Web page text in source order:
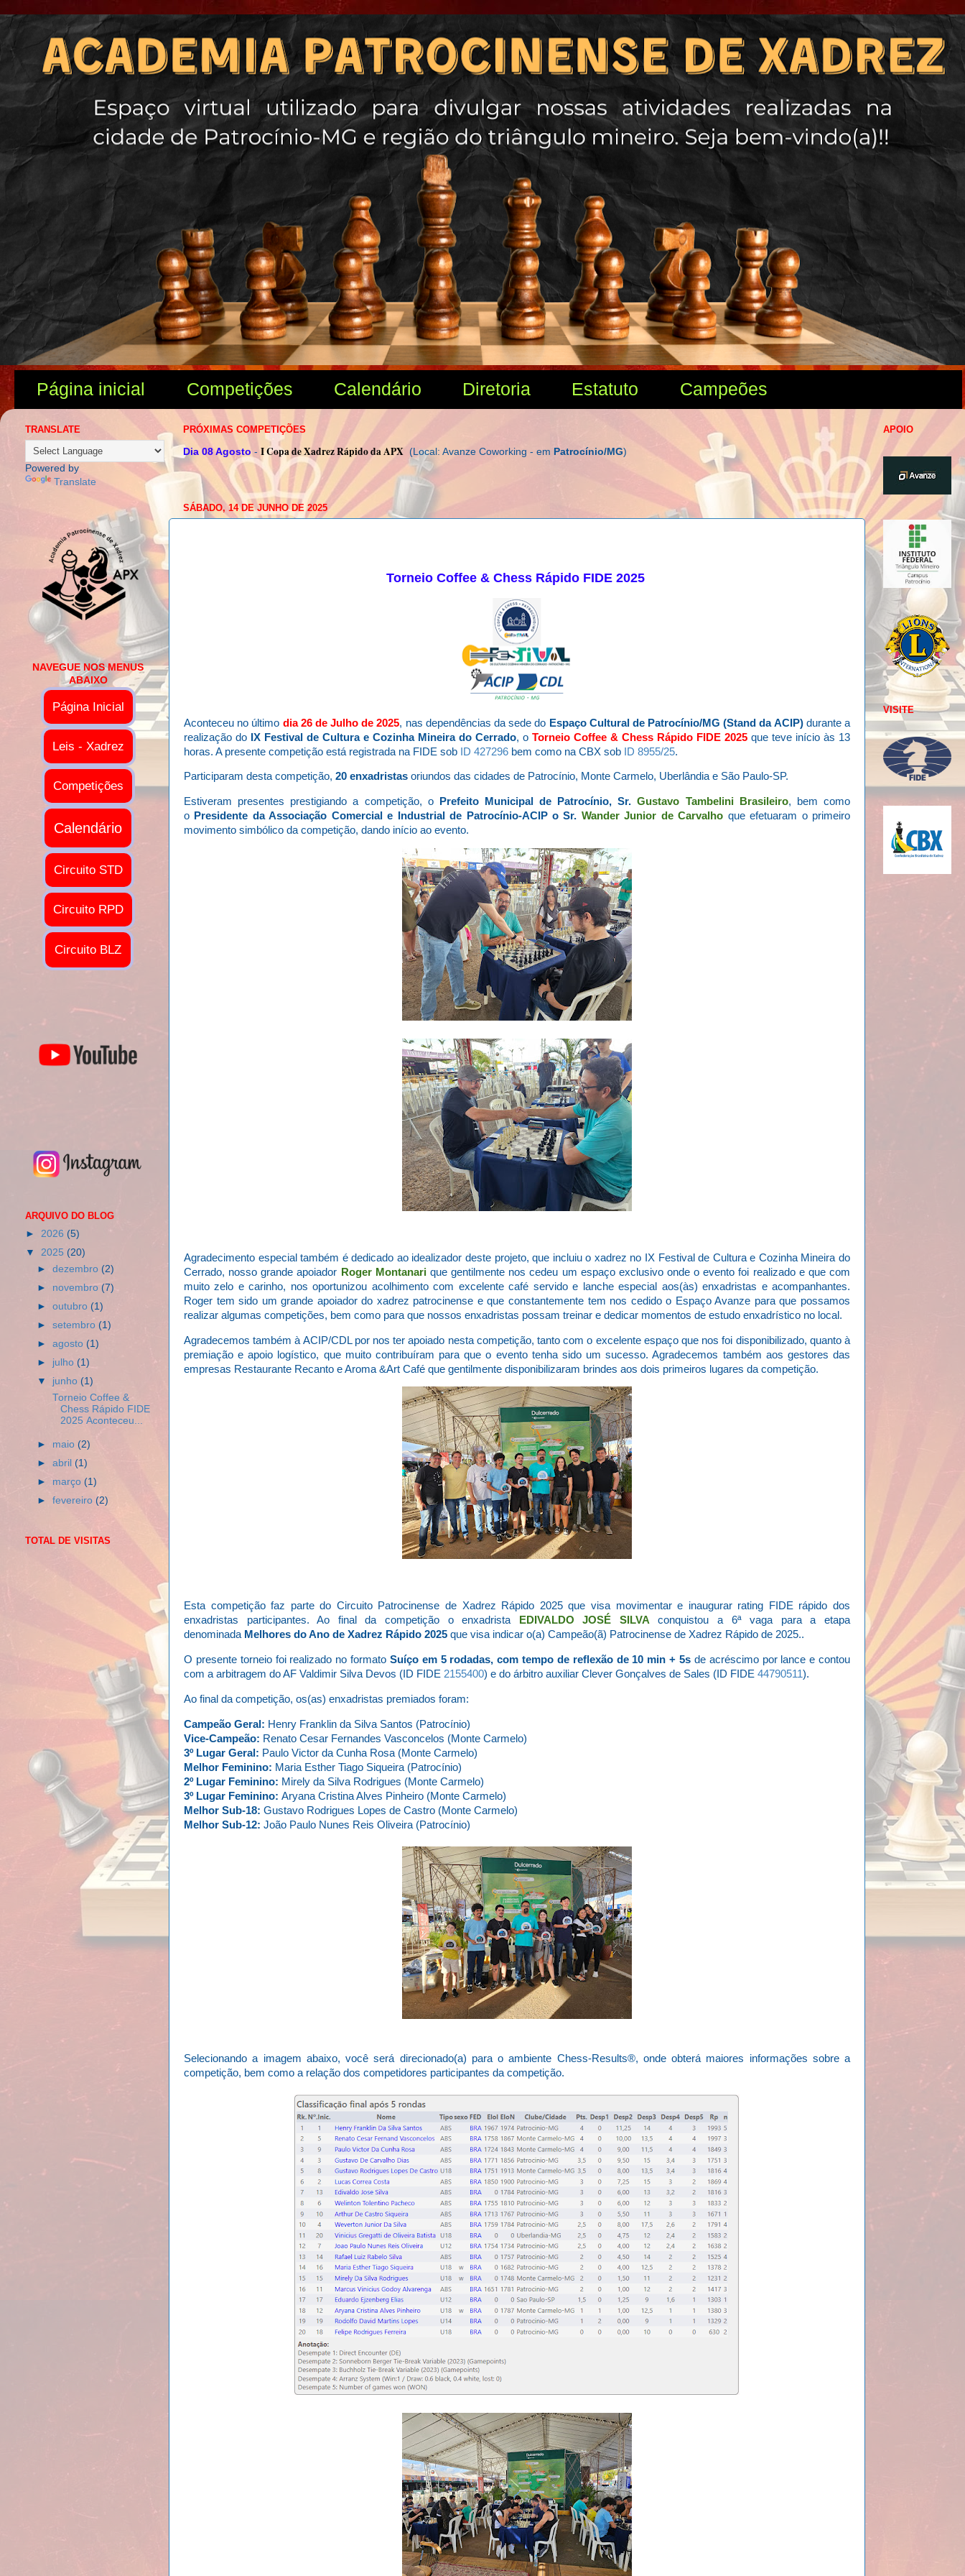
Página inicial Competições Calendário Diretoria Estatuto Campeões
PRÓXIMAS COMPETIÇÕES
Dia 08 Agosto- I Copa de Xadrez Rápido da APX (Local: Avanze Coworking - em Patrocínio/MG)
SÁBADO, 14 DE JUNHO DE 2025
Torneio Coffee & Chess Rápido FIDE 2025
Aconteceu no último dia 26 de Julho de 2025, nas dependências da sede do Espaço Cultural de Patrocínio/MG (Stand da ACIP) durante a
realização do IX Festival de Cultura e Cozinha Mineira do Cerrado, o Torneio Coffee & Chess Rápido FIDE 2025 que teve início às 13
horas. A presente competição está registrada na FIDE sob ID 427296 bem como na CBX sob ID 8955/25.
Participaram desta competição, 20 enxadristas oriundos das cidades de Patrocínio, Monte Carmelo, Uberlândia e São Paulo-SP.
Estiveram presentes prestigiando a competição, o Prefeito Municipal de Patrocínio, Sr.Gustavo Tambelini Brasileiro, bem como
o Presidente da Associação Comercial e Industrial de Patrocínio-ACIP o Sr. Wander Junior de Carvalho que efetuaram o primeiro
movimento simbólico da competição, dando início ao evento.
Agradecimento especial também é dedicado ao idealizador deste projeto, que incluiu o xadrez no IX Festival de Cultura e Cozinha Mineira do
Cerrado, nosso grande apoiador Roger Montanarique gentilmente nos cedeu um espaço exclusivo onde o evento foi realizado e que com
muito zelo e carinho, nos oportunizou acolhimento com excelente café servido e lanche especial aos(às) enxadristas e acompanhantes.
Roger tem sido um grande apoiador do xadrez patrocinense e que constantemente tem nos cedido o Espaço Avanze para que possamos
realizar algumas competições, bem como para que nossos enxadristas possam treinar e dedicar momentos de estudo enxadrístico no local.
Agradecemos também à ACIP/CDL por nos ter apoiado nesta competição, tanto com o excelente espaço que nos foi disponibilizado, quanto à
premiação e apoio logístico, que muito contribuíram para que o evento tenha sido um sucesso. Agradecemos também aos gestores das
empresas Restaurante Recanto e Aroma &Art Café que gentilmente disponibilizaram brindes aos dois primeiros lugares da competição.
Esta competição faz parte do Circuito Patrocinense de Xadrez Rápido 2025 que visa movimentar e inaugurar rating FIDE rápido dos
enxadristas participantes. Ao final da competição o enxadrista
EDIVALDO JOSÉ SILVA conquistou a 6ª vaga para a etapa
denominada Melhores do Ano de Xadrez Rápido 2025 que visa indicar o(a) Campeão(ã) Patrocinense de Xadrez Rápido de 2025..
O presente torneio foi realizado no formato Suíço em 5 rodadas, com tempo de reflexão de 10 min + 5sde acréscimo por lance e contou
com a arbitragem do AF Valdimir Silva Devos (ID FIDE 2155400) e do árbitro auxiliar Clever Gonçalves de Sales (ID FIDE 44790511).
Ao final da competição, os(as) enxadristas premiados foram:
Campeão Geral: Henry Franklin da Silva Santos (Patrocínio)
Vice-Campeão: Renato Cesar Fernandes Vasconcelos (Monte Carmelo)
3º Lugar Geral: Paulo Victor da Cunha Rosa (Monte Carmelo)
Melhor Feminino: Maria Esther Tiago Siqueira (Patrocínio)
2º Lugar Feminino: Mirely da Silva Rodrigues (Monte Carmelo)
3º Lugar Feminino: Aryana Cristina Alves Pinheiro (Monte Carmelo)
Melhor Sub-18: Gustavo Rodrigues Lopes de Castro (Monte Carmelo)
Melhor Sub-12: João Paulo Nunes Reis Oliveira (Patrocínio)
Selecionando a imagem abaixo, você será direcionado(a) para o ambiente Chess-Results®, onde obterá maiores informações sobre a
competição, bem como a relação dos competidores participantes da competição.
TRANSLATE
Powered by
Translate
NAVEGUE NOS MENUS
ABAIXO
Página Inicial
Leis - Xadrez
Competições
Calendário
Circuito STD
Circuito RPD
Circuito BLZ
ARQUIVO DO BLOG
► 2026 (5)
▼ 2025 (20)
►dezembro (2)
► novembro(7)
►outubro (1)
►setembro(1)
►agosto (1)
► julho (1)
▼ junho (1)
Torneio Coffee &
Chess Rápido FIDE
2025 Aconteceu...
► maio(2)
►abril(1)
► março(1)
►fevereiro (2)
TOTAL DE VISITAS
APOIO
VISITE